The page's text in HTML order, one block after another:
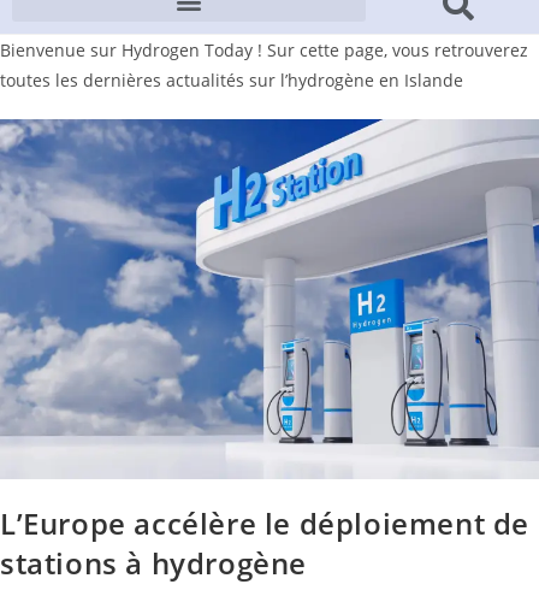
Bienvenue sur Hydrogen Today ! Sur cette page, vous retrouverez
toutes les dernières actualités sur l’hydrogène en Islande
L’Europe accélère le déploiement de
stations à hydrogène